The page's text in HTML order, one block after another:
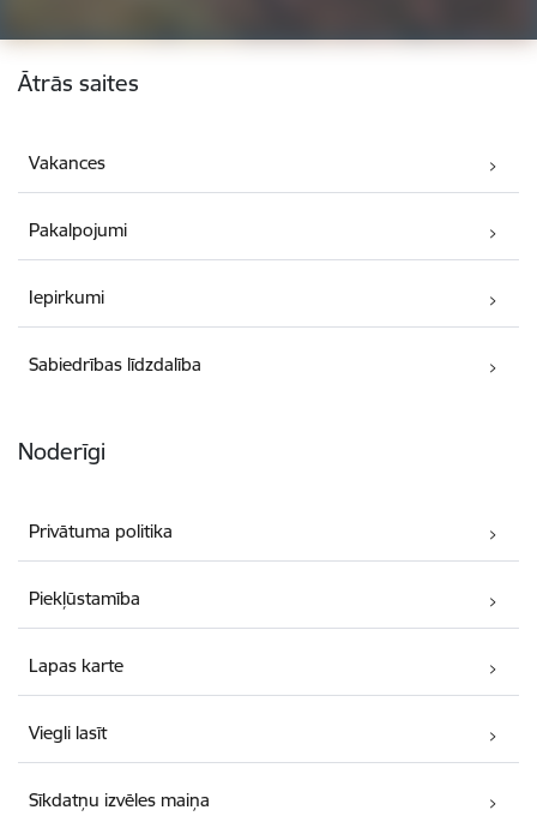
Kājene
Ātrās saites
Vakances
Pakalpojumi
Iepirkumi
Sabiedrības līdzdalība
Noderīgi
Privātuma politika
Piekļūstamība
Lapas karte
Viegli lasīt
Sīkdatņu izvēles maiņa